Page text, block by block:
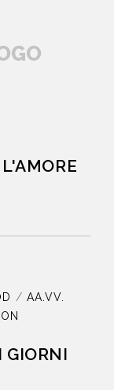
AA.VV.
GIORNI